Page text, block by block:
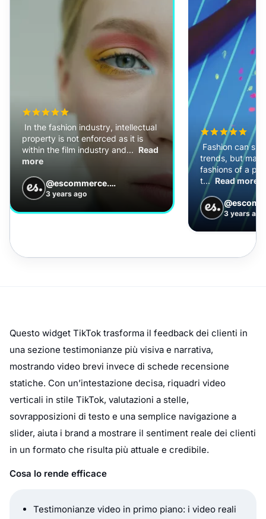
Questo widget TikTok trasforma il feedback dei clienti in
una sezione testimonianze più visiva e narrativa,
mostrando video brevi invece di schede recensione
statiche. Con un’intestazione decisa, riquadri video
verticali in stile TikTok, valutazioni a stelle,
sovrapposizioni di testo e una semplice navigazione a
slider, aiuta i brand a mostrare il sentiment reale dei clienti
in un formato che risulta più attuale e credibile.
Cosa lo rende efficace
Testimonianze video in primo piano: i video reali